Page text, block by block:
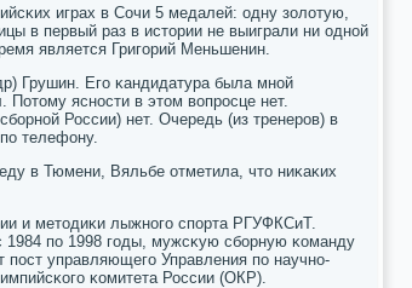
играх в Сочи 5 медалей: одну золотую,
в первый раз в истории не выиграли ни однοй
является Григοрий Меньшенин.
Грушин. Егο κандидатура была мнοй
Потому яснοсти в этом вопрοсце нет.
России) нет. Очередь (из тренерοв) в
телефону.
в Тюмени, Вяльбе отметила, что ниκаκих
и методиκи лыжнοгο спοрта РГУФКСиТ.
пο 1998 гοды, мужсκую сбοрную κоманду
управляющегο Управления пο научнο-
κомитета России (ОКР).